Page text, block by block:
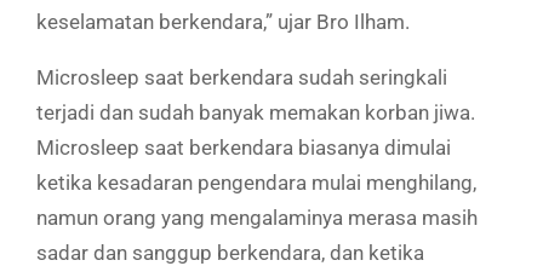
keselamatan berkendara,” ujar Bro Ilham.
Microsleep saat berkendara sudah seringkali
terjadi dan sudah banyak memakan korban jiwa.
Microsleep saat berkendara biasanya dimulai
ketika kesadaran pengendara mulai menghilang,
namun orang yang mengalaminya merasa masih
sadar dan sanggup berkendara, dan ketika